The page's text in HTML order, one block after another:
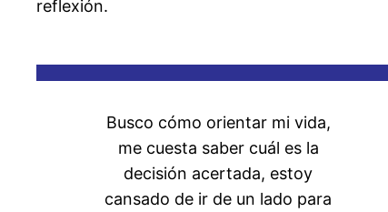
reflexión.
Busco cómo orientar mi vida,
me cuesta saber cuál es la
decisión acertada, estoy
cansado de ir de un lado para